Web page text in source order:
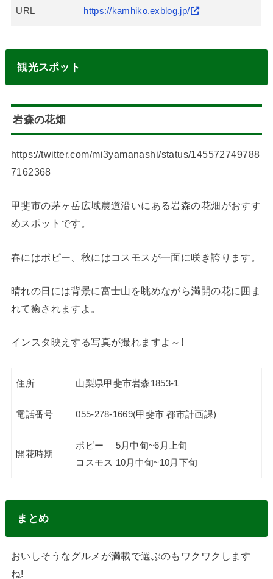
URL https://kamhiko.exblog.jp/
観光スポット
岩森の花畑
https://twitter.com/mi3yamanashi/status/145572749788
7162368
甲斐市の茅ヶ岳広域農道沿いにある岩森の花畑がおすす
めスポットです。
春にはポピー、秋にはコスモスが一面に咲き誇ります。
晴れの日には背景に富士山を眺めながら満開の花に囲ま
れて癒されますよ。
インスタ映えする写真が撮れますよ～!
住所 山梨県甲斐市岩森1853-1
電話番号 055-278-1669(甲斐市 都市計画課)
開花時期
ポピー 5月中旬~6月上旬
コスモス 10月中旬~10月下旬
まとめ
おいしそうなグルメが満載で選ぶのもワクワクします
ね!